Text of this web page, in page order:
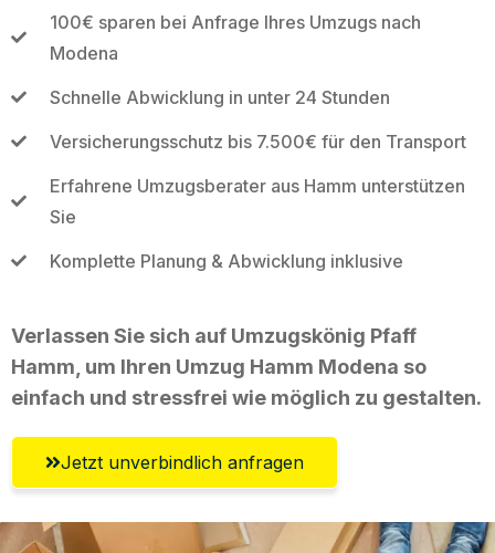
100€ sparen bei Anfrage Ihres Umzugs nach
Modena
Schnelle Abwicklung in unter 24 Stunden
Versicherungsschutz bis 7.500€ für den Transport
Erfahrene Umzugsberater aus Hamm unterstützen
Sie
Komplette Planung & Abwicklung inklusive
Verlassen Sie sich auf Umzugskönig Pfaff
Hamm, um Ihren Umzug Hamm Modena so
einfach und stressfrei wie möglich zu gestalten.
Jetzt unverbindlich anfragen